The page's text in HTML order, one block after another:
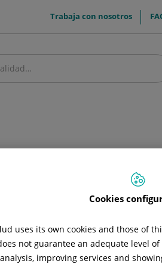
menuTop
Trabaja con nosotros
y Estética
Cookies
uses its own cookies and those of
not guarantee an adequate level
improving services and